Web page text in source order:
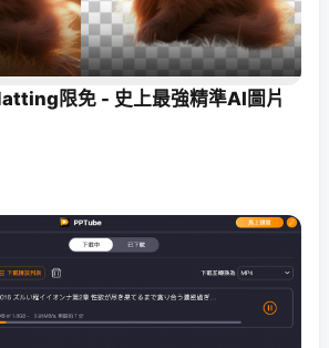
限免 - 史上最強精準AI圖片